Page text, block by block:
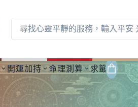
開運加持 命理測算 求籤解夢